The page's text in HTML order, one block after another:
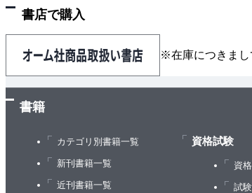
書店で購入
※在庫につきまし
書籍
カテゴリ別書籍一覧
新刊書籍一覧
近刊書籍一覧
資格試験
資
試